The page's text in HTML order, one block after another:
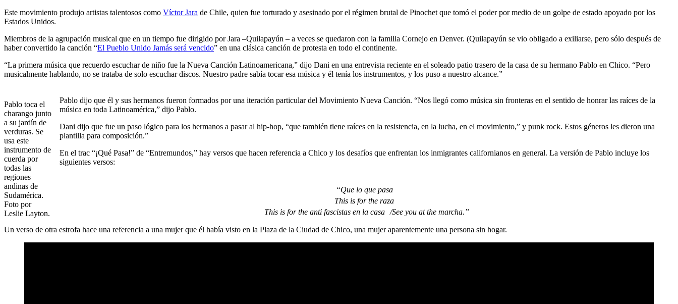
Este movimiento produjo artistas talentosos como Víctor Jara de Chile, quien fue torturado y asesinado por el régimen brutal de Pinochet que tomó el poder por medio de un golpe de estado apoyado por los
Estados Unidos.
Miembros de la agrupación musical que en un tiempo fue dirigido por Jara –Quilapayún – a veces se quedaron con la familia Cornejo en Denver. (Quilapayún se vio obligado a exiliarse, pero sólo después de
haber convertido la canción “El Pueblo Unido Jamás será vencido” en una clásica canción de protesta en todo el continente.
“La primera música que recuerdo escuchar de niño fue la Nueva Canción Latinoamericana,” dijo Dani en una entrevista reciente en el soleado patio trasero de la casa de su hermano Pablo en Chico. “Pero
musicalmente hablando, no se trataba de solo escuchar discos. Nuestro padre sabía tocar esa música y él tenía los instrumentos, y los puso a nuestro alcance.”
Pablo toca el
charango junto
a su jardín de
verduras. Se
usa este
instrumento de
cuerda por
todas las
regiones
andinas de
Sudamérica.
Foto por
Leslie Layton.
Pablo dijo que él y sus hermanos fueron formados por una iteración particular del Movimiento Nueva Canción. “Nos llegó como música sin fronteras en el sentido de honrar las raíces de la
música en toda Latinoamérica,” dijo Pablo.
Dani dijo que fue un paso lógico para los hermanos a pasar al hip-hop, “que también tiene raíces en la resistencia, en la lucha, en el movimiento,” y punk rock. Estos géneros les dieron una
plantilla para composición.”
En el trac “¡Qué Pasa!” de “Entremundos,” hay versos que hacen referencia a Chico y los desafíos que enfrentan los inmigrantes californianos en general. La versión de Pablo incluye los
siguientes versos:
“Que lo que pasa
This is for the raza
This is for the anti fascistas en la casa /See you at the marcha.”
Un verso de otra estrofa hace una referencia a una mujer que él había visto en la Plaza de la Ciudad de Chico, una mujer aparentemente una persona sin hogar.